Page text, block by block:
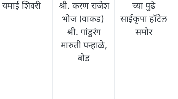
यमाई शिवरी
श्री. करण राजेश
भोज (वाकड)
श्री. पांडुरंग
मारुती पन्हाळे,
बीड
च्या पुढे
साईकृपा हॉटेल
समोर